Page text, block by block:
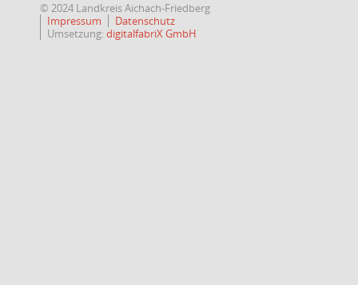
© 2024 Landkreis Aichach-Friedberg
Impressum
Datenschutz
Umsetzung:digitalfabriX GmbH